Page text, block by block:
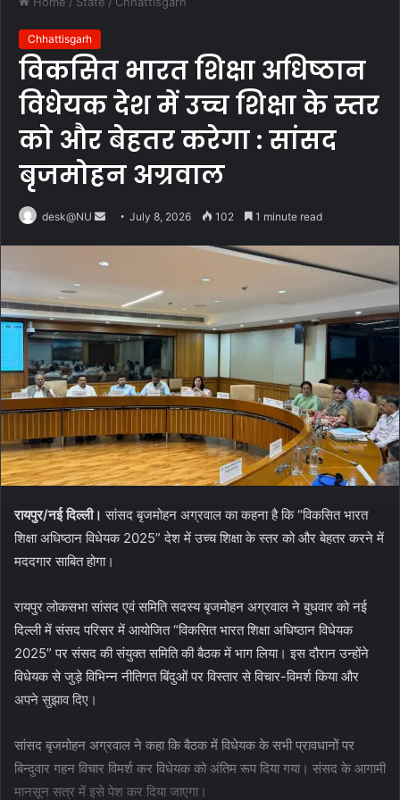
Chhattisgarh
विकसित भारत शिक्षा अधिष्ठान
विधेयक देश में उच्च शिक्षा के स्तर
को और बेहतर करेगा : सांसद
बृजमोहन अग्रवाल
desk@NU
Send July 8, 2026 102 1 minute read
रायपुर/नई दिल्ली।सांसद बृजमोहन अग्रवाल का कहना है कि “विकसित भारत
शिक्षा अधिष्ठान विधेयक 2025” देश में उच्च शिक्षा के स्तर को और बेहतर करने में
मददगार साबित होगा।
रायपुर लोकसभा सांसद एवं समिति सदस्य बृजमोहन अग्रवाल ने बुधवार को नई
दिल्ली में संसद परिसर में आयोजित “विकसित भारत शिक्षा अधिष्ठान विधेयक
2025” पर संसद की संयुक्त समिति की बैठक में भाग लिया। इस दौरान उन्होंने
विधेयक से जुड़े विभिन्न नीतिगत बिंदुओं पर विस्तार से विचार-विमर्श किया और
अपने सुझाव दिए।
सांसद बृजमोहन अग्रवाल ने कहा कि बैठक में विधेयक के सभी प्रावधानों पर
बिन्दुवार गहन विचार विमर्श कर विधेयक को अंतिम रूप दिया गया। संसद के आगामी
मानसून सत्र में इसे पेश कर दिया जाएगा।